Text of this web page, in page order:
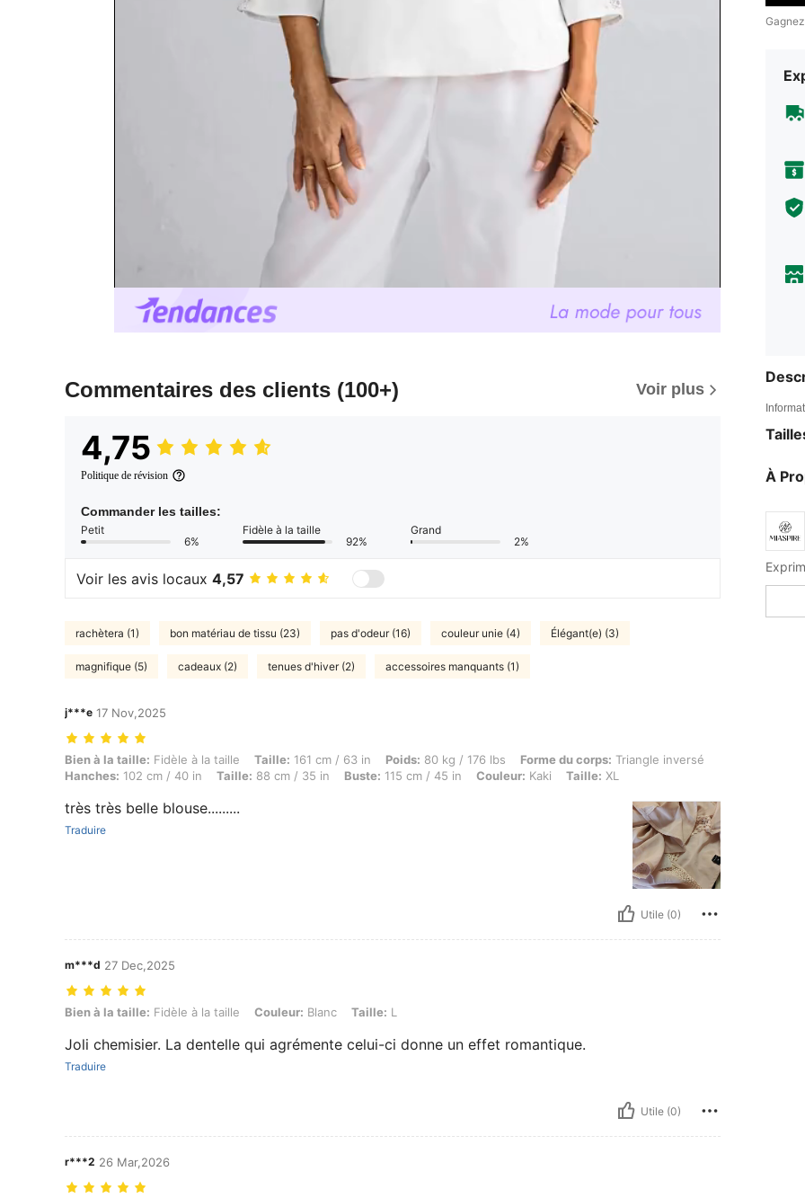
Commentaires des clients (100+) Voir plus
4,75
Politique de révision
Commander les tailles:
Petit
6%
Fidèle à la taille
92%
Grand
2%
Voir les avis locaux 4,57
rachètera (1) bon matériau de tissu (23) pas d'odeur (16) couleur unie (4) Élégant(e) (3)
magnifique (5) cadeaux (2) tenues d'hiver (2) accessoires manquants (1)
j***e 17 Nov,2025
Bien à la taille: Fidèle à la taille, Taille: 161 cm / 63 in, Poids: 80 kg / 176 lbs, Forme du corps: Triangle inversé, Hanches: 102 cm / 40 in, Taille: 88 cm
Bien à la taille: Fidèle à la taille Taille: 161 cm / 63 in Poids: 80 kg / 176 lbs Forme du corps: Triangle inversé
Hanches: 102 cm / 40 in Taille: 88 cm / 35 in Buste: 115 cm / 45 in Couleur: Kaki Taille: XL
très très belle blouse.........
Traduire
Utile (0)
m***d 27 Dec,2025
Bien à la taille: Fidèle à la taille, Couleur: Blanc, Taille: L
Bien à la taille: Fidèle à la taille Couleur: Blanc Taille: L
Joli chemisier. La dentelle qui agrémente celui-ci donne un effet romantique.
Traduire
Utile (0)
r***2 26 Mar,2026
À